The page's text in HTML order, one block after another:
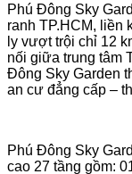
Phú Đông Sky
ranh TP.HCM,
ly vượt trội chỉ 12
nối giữa trung tâm
Đông Sky Garden
an cư đẳng cấp –
Phú Đông Sky
cao 27 tầng gồm: